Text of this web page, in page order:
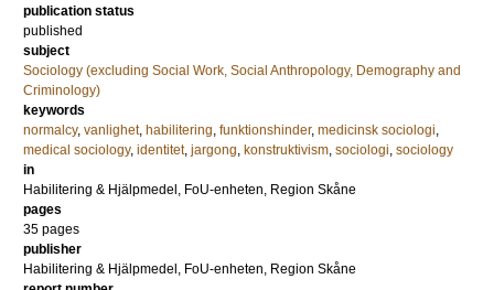
publication status
published
subject
Sociology (excluding Social Work, Social Anthropology, Demography and
Criminology)
keywords
normalcy, vanlighet, habilitering, funktionshinder, medicinsk sociologi,
medical sociology, identitet, jargong, konstruktivism, sociologi, sociology
in
Habilitering & Hjälpmedel, FoU-enheten, Region Skåne
pages
35 pages
publisher
Habilitering & Hjälpmedel, FoU-enheten, Region Skåne